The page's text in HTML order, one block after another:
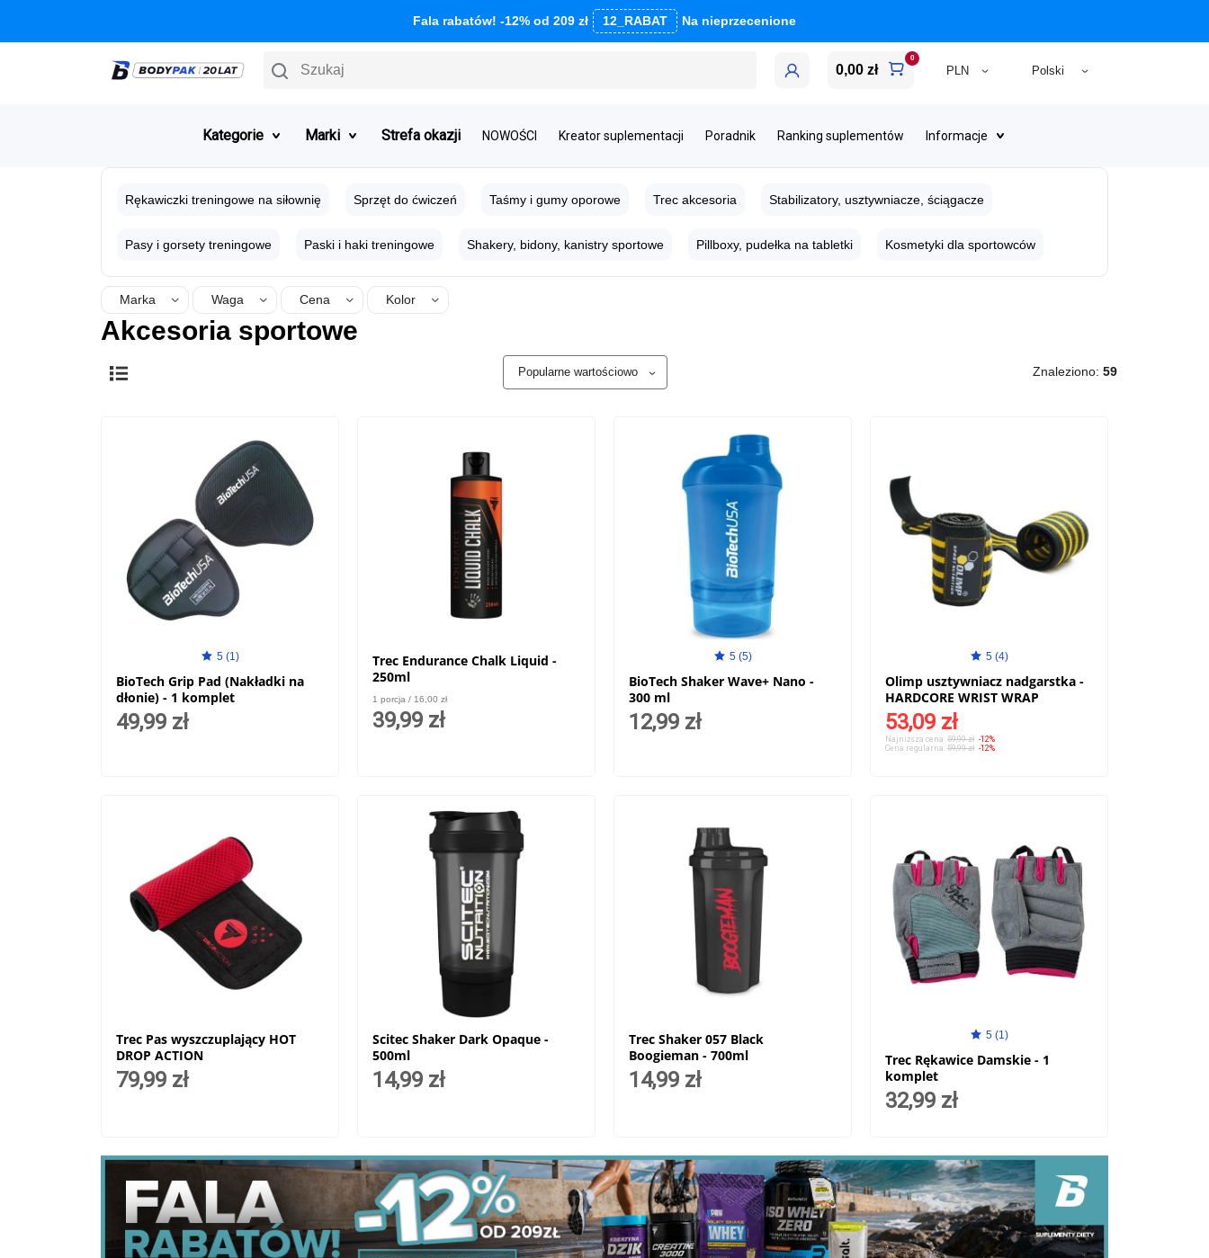
Fala rabatów! -12% od 209 zł 12_RABAT Na nieprzecenione
Szukaj 0,00 zł
0
Kategorie Marki Strefa okazji NOWOŚCI Kreator suplementacji Poradnik Ranking suplementów Informacje
Rękawiczki treningowe na siłownię Sprzęt do ćwiczeń Taśmy i gumy oporowe Trec akcesoria Stabilizatory, usztywniacze, ściągacze
Pasy i gorsety treningowe Paski i haki treningowe Shakery, bidony, kanistry sportowe Pillboxy, pudełka na tabletki Kosmetyki dla sportowców
Marka Waga Cena Kolor
Akcesoria sportowe
Znaleziono: 59
5 (1)
BioTech Grip Pad (Nakładki na
dłonie) - 1 komplet
49,99 zł
Trec Endurance Chalk Liquid -
250ml
1 porcja / 16,00 zł
39,99 zł
5 (5)
BioTech Shaker Wave+ Nano -
300 ml
12,99 zł
5 (4)
Olimp usztywniacz nadgarstka -
HARDCORE WRIST WRAP​
53,09 zł
Najniższa cena: 59,99 zł -12%
Cena regularna: 59,99 zł -12%
Trec Pas wyszczuplający HOT
DROP ACTION
79,99 zł
Scitec Shaker Dark Opaque -
500ml
14,99 zł
Trec Shaker 057 Black
Boogieman - 700ml
14,99 zł
5 (1)
Trec Rękawice Damskie - 1
komplet
32,99 zł